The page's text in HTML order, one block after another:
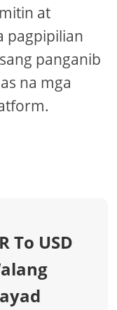
at
pagpipilian
panganib
na mga
To USD